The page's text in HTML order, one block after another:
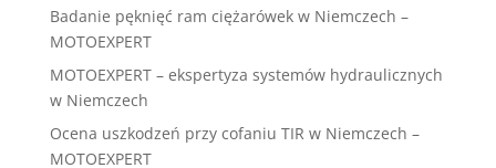
Badanie pęknięć ram ciężarówek w Niemczech –
MOTOEXPERT
MOTOEXPERT – ekspertyza systemów hydraulicznych
w Niemczech
Ocena uszkodzeń przy cofaniu TIR w Niemczech –
MOTOEXPERT